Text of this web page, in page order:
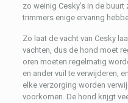
zo weinig Cesky’s in de
trimmers enige ervaring
Zo laat de vacht van Cesky
vachten, dus de hond moet
oren moeten regelmatig
en ander vuil te verwijderen,
elke verzorging worden
voorkomen. De hond krijgt